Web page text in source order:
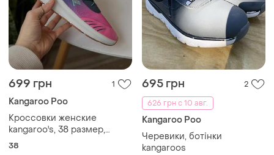
699 грн 1
Kangaroo Poo
Кроссовки женские
kangaroo's, 38 размер,
сверху текстиль, внутрь
38
695 грн
2
626 грн с 10 авг.
Kangaroo Poo
Черевики, ботінки
kangaroos